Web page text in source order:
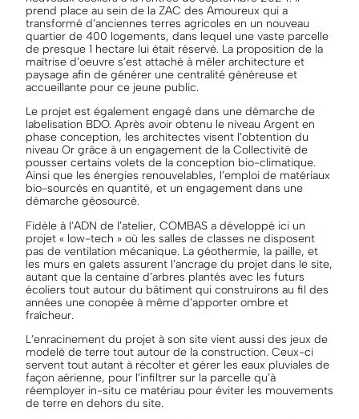
prend place au sein de la ZAC des Amoureux qui a
transformé d’anciennes terres agricoles en un nouveau
quartier de 400 logements, dans lequel une vaste parcelle
de presque 1 hectare lui était réservé. La proposition de la
maîtrise d’oeuvre s’est attaché à mêler architecture et
paysage afin de générer une centralité généreuse et
accueillante pour ce jeune public.
Le projet est également engagé dans une démarche de
labelisation BDO. Après avoir obtenu le niveau Argent en
phase conception, les architectes visent l’obtention du
niveau Or grâce à un engagement de la Collectivité de
pousser certains volets de la conception bio-climatique.
Ainsi que les énergies renouvelables, l’emploi de matériaux
bio-sourcés en quantité, et un engagement dans une
démarche géosourcé.
Fidèle à l’ADN de l’atelier, COMBAS a développé ici un
projet « low-tech » où les salles de classes ne disposent
pas de ventilation mécanique. La géothermie, la paille, et
les murs en galets assurent l’ancrage du projet dans le site,
autant que la centaine d’arbres plantés avec les futurs
écoliers tout autour du bâtiment qui construirons au fil des
années une conopée à même d’apporter ombre et
fraîcheur.
L’enracinement du projet à son site vient aussi des jeux de
modelé de terre tout autour de la construction. Ceux-ci
servent tout autant à récolter et gérer les eaux pluviales de
façon aérienne, pour l’infiltrer sur la parcelle qu’à
réemployer in-situ ce matériau pour éviter les mouvements
de terre en dehors du site.